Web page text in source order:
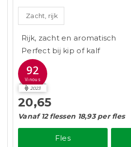
Zacht, rijk
Rijk, zacht en aromatisch
Perfect bij kip of kalf
92
Vinous
2023
20,65
Vanaf 12 flessen 18,93 per fles
Fles